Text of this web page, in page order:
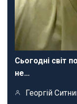
Сьогодні світ
не…
Георгій